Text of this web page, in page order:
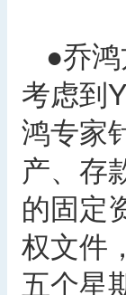
●乔鸿
考虑到
鸿专家
产、存
的固定
权文件
五个星